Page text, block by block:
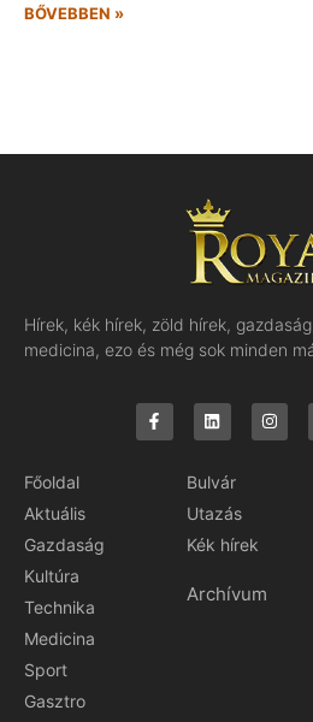
BŐVEBBEN »
Hírek, kék hírek, zöld hírek,
medicina, ezo és még sok minden
Főoldal
Aktuális
Gazdaság
Kultúra
Technika
Medicina
Sport
Gasztro
Bulvár
Utazás
Kék hírek
Archívum